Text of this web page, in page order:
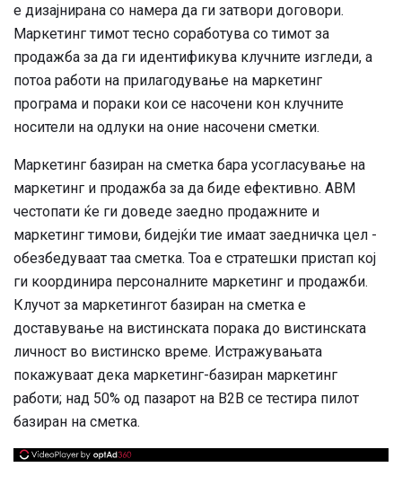
е дизајнирана со намера да ги затвори договори.
Маркетинг тимот тесно соработува со тимот за
продажба за да ги идентификува клучните изгледи, а
потоа работи на прилагодување на маркетинг
програма и пораки кои се насочени кон клучните
носители на одлуки на оние насочени сметки.
Маркетинг базиран на сметка бара усогласување на
маркетинг и продажба за да биде ефективно. ABM
честопати ќе ги доведе заедно продажните и
маркетинг тимови, бидејќи тие имаат заедничка цел -
обезбедуваат таа сметка. Тоа е стратешки пристап кој
ги координира персоналните маркетинг и продажби.
Клучот за маркетингот базиран на сметка е
доставување на вистинската порака до вистинската
личност во вистинско време. Истражувањата
покажуваат дека маркетинг-базиран маркетинг
работи; над 50% од пазарот на B2B се тестира пилот
базиран на сметка.